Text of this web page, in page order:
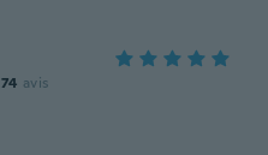
74 avis